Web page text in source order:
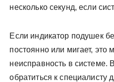
несколько секунд, если
Если индикатор подушек
постоянно или мигает, это
неисправность в системе.
обратиться к специалисту